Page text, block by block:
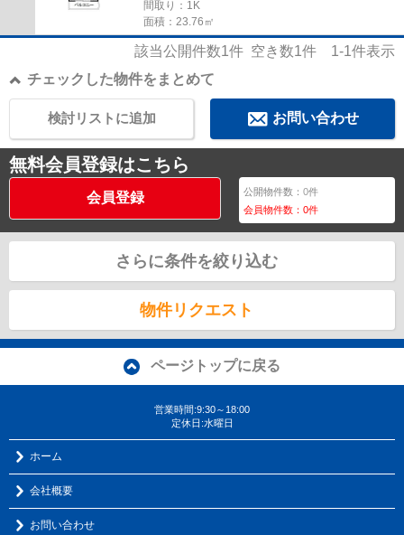
間取り：1K
面積：23.76㎡
該当公開件数1件 空き数1件 1-1件表示
チェックした物件をまとめて
お問い合わせ
検討リストに追加
無料会員登録はこちら
会員登録 公開物件数：0件
会員物件数：0件
さらに条件を絞り込む
物件リクエスト
ページトップに戻る
営業時間:9:30～18:00
定休日:水曜日
ホーム
会社概要
お問い合わせ